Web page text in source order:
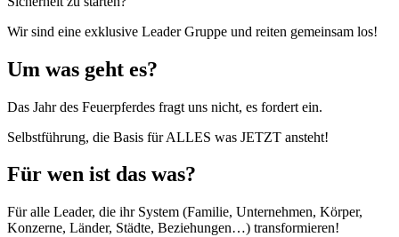
Wir sind eine exklusive Leader Gruppe und reiten gemeinsam los!
Um was geht es?
Das Jahr des Feuerpferdes fragt uns nicht, es fordert ein.
Selbstführung, die Basis für ALLES was JETZT ansteht!
Für wen ist das was?
Für alle Leader, die ihr System (Familie, Unternehmen, Körper,
Konzerne, Länder, Städte, Beziehungen…) transformieren!